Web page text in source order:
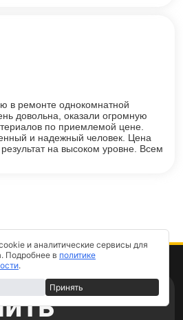
в ремонте однокомнатной
довольна, оказали огромную
по приемлемой цене.
и надежный человек. Цена
на высоком уровне. Всем
и аналитические сервисы для
Подробнее в политике
.
Принять